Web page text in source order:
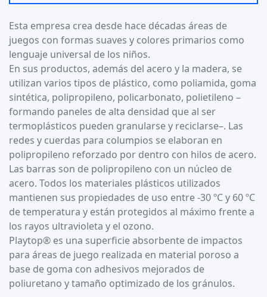
Esta empresa crea desde hace décadas áreas de
juegos con formas suaves y colores primarios como
lenguaje universal de los niños.
En sus productos, además del acero y la madera, se
utilizan varios tipos de plástico, como poliamida, goma
sintética, polipropileno, policarbonato, polietileno –
formando paneles de alta densidad que al ser
termoplásticos pueden granularse y reciclarse–. Las
redes y cuerdas para columpios se elaboran en
polipropileno reforzado por dentro con hilos de acero.
Las barras son de polipropileno con un núcleo de
acero. Todos los materiales plásticos utilizados
mantienen sus propiedades de uso entre -30 ºC y 60 ºC
de temperatura y están protegidos al máximo frente a
los rayos ultravioleta y el ozono.
Playtop® es una superficie absorbente de impactos
para áreas de juego realizada en material poroso a
base de goma con adhesivos mejorados de
poliuretano y tamaño optimizado de los gránulos.